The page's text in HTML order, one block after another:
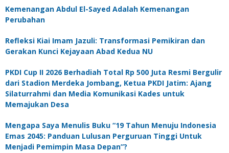
Kemenangan Abdul El-Sayed Adalah Kemenangan
Perubahan
Refleksi Kiai Imam Jazuli: Transformasi Pemikiran dan
Gerakan Kunci Kejayaan Abad Kedua NU
PKDI Cup II 2026 Berhadiah Total Rp 500 Juta Resmi Bergulir
dari Stadion Merdeka Jombang, Ketua PKDI Jatim: Ajang
Silaturrahmi dan Media Komunikasi Kades untuk
Memajukan Desa
Mengapa Saya Menulis Buku “19 Tahun Menuju Indonesia
Emas 2045: Panduan Lulusan Perguruan Tinggi Untuk
Menjadi Pemimpin Masa Depan”?